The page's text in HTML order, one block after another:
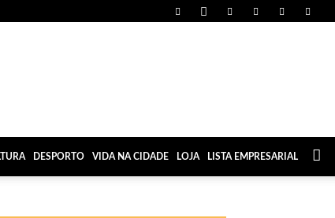
DESPORTO VIDA NA CIDADE LOJA LISTA EMPRESARIAL